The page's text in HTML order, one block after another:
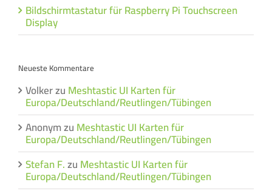
Bildschirmtastatur für Raspberry Pi Touchscreen
Display
Neueste Kommentare
VolkerzuMeshtastic UI Karten für
Europa/Deutschland/Reutlingen/Tübingen
AnonymzuMeshtastic UI Karten für
Europa/Deutschland/Reutlingen/Tübingen
Stefan F.zuMeshtastic UI Karten für
Europa/Deutschland/Reutlingen/Tübingen